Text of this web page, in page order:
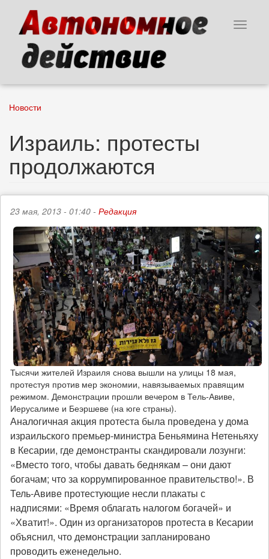
основному
содержанию
Toggle
Новости
Израиль: протесты
продолжаются
23 мая, 2013 - 01:40 - Редакция
Тысячи жителей Израиля снова вышли на улицы 18 мая,
протестуя против мер экономии, навязываемых правящим
режимом. Демонстрации прошли вечером в Тель-Авиве,
Иерусалиме и Беэршеве (на юге страны).
Аналогичная акция протеста была проведена у дома
израильского премьер-министра Беньямина Нетеньяху
в Кесарии, где демонстранты скандировали лозунги:
«Вместо того, чтобы давать беднякам – они дают
богачам; что за коррумпированное правительство!». В
Тель-Авиве протестующие несли плакаты с
надписями: «Время облагать налогом богачей» и
«Хватит!». Один из организаторов протеста в Кесарии
объяснил, что демонстрации запланировано
проводить еженедельно.